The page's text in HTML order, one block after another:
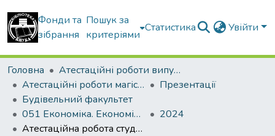
Фонди та
зібрання
Пошук за
критеріями
Статистика Увійти
Головна
Атестаційні роботи випускників
Атестаційні роботи магістрів
Презентації
Будівельний факультет
051 Економіка. Економіка підприємства
2024
Атестаційна робота студентки Король Марини Дмитрівни